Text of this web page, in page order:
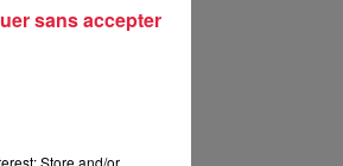
Store and/or
sans accepter